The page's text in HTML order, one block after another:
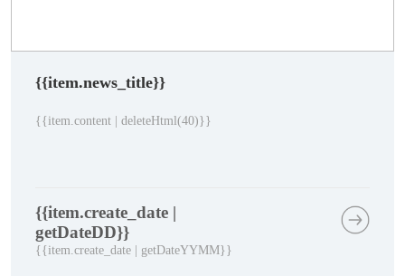
{{item.news_title}}
{{item.content | deleteHtml(40)}}
{{item.create_date |
getDateDD}}
{{item.create_date | getDateYYMM}}